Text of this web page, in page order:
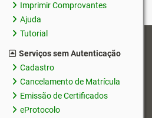
Imprimir Comprovantes
Ajuda
Tutorial
Serviços sem Autenticação
Cadastro
Cancelamento de Matrícula
Emissão de Certificados
eProtocolo